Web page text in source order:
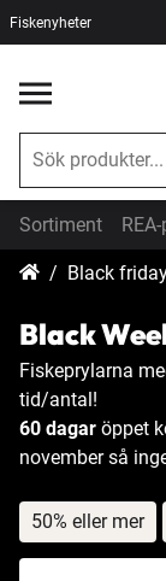
Fiskenyheter
Sortiment
Black
Black
Fiskeprylarna
tid/antal!
60 dagar öppet
november så
50% eller mer